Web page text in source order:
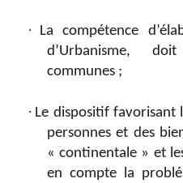
·
La compétence
d’Urbanisme,
communes ;
· Le dispositif favorisant
personnes et des
« continentale » et
en compte la